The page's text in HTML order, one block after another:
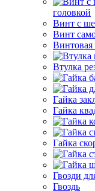
головкой
Винт с
Винт
Винтовая
Втулка
Гайка
Гайка
Гайка
Гвозди
Гвоздь